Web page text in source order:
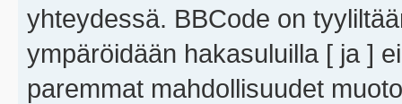
yhteydessä. BBCode on
ympäröidään hakasuluilla [ ja ]
paremmat mahdollisuudet